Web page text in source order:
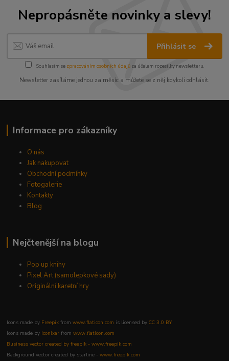
Nepropásněte novinky a slevy!
Přihlásit se
Souhlasím se zpracováním osobních údajůza účelem rozesílky newsletteru.
Newsletter zasíláme jednou za měsíc a můžete se z něj kdykoli odhlásit.
Informace pro zákazníky
O nás
Jak nakupovat
Obchodní podmínky
Fotogalerie
Kontakty
Blog
Nejčtenější na blogu
Pop up knihy
Pixel Art (samolepkové sady)
Originální karetní hry
Icons made by Freepik fromwww.flaticon.com is licensed byCC 3.0 BY
Icons made by iconixar fromwww.flaticon.com
Business vector created by freepik - www.freepik.com
Background vector created by starline -www.freepik.com